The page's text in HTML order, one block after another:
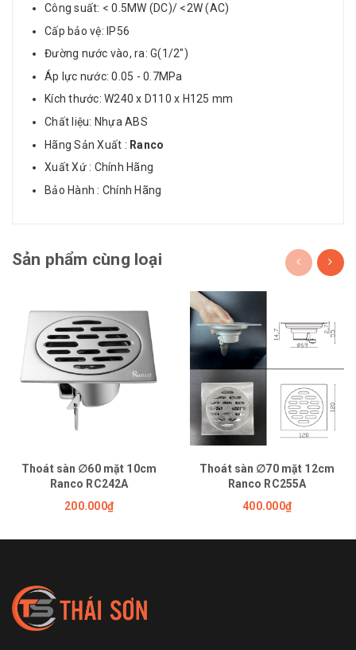
Công suất: < 0.5MW (DC)/ <2W (AC)
Cấp bảo vệ: IP56
Đường nước vào, ra: G(1/2")
Áp lực nước: 0.05 - 0.7MPa
Kích thước: W240 x D110 x H125 mm
Chất liệu: Nhựa ABS
Hãng Sản Xuất : Ranco
Xuất Xứ : Chính Hãng
Bảo Hành : Chính Hãng
Sản phẩm cùng loại
Thoát sàn ∅60 mặt 10cm
Ranco RC242A
200.000₫
Thoát sàn ∅70 mặt 12cm
Ranco RC255A
400.000₫